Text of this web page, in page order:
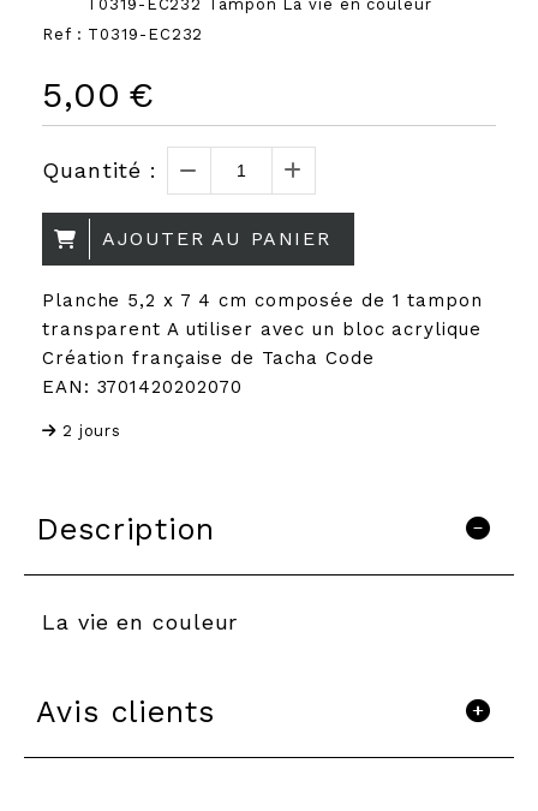
T0319-EC232 Tampon La vie en couleur
Ref : T0319-EC232
5,00 €
Quantité :
AJOUTER AU PANIER
Planche 5,2 x 7 4 cm composée de 1 tampon
transparent A utiliser avec un bloc acrylique
Création française de Tacha Code
EAN: 3701420202070
2 jours
Description
La vie en couleur
Avis clients